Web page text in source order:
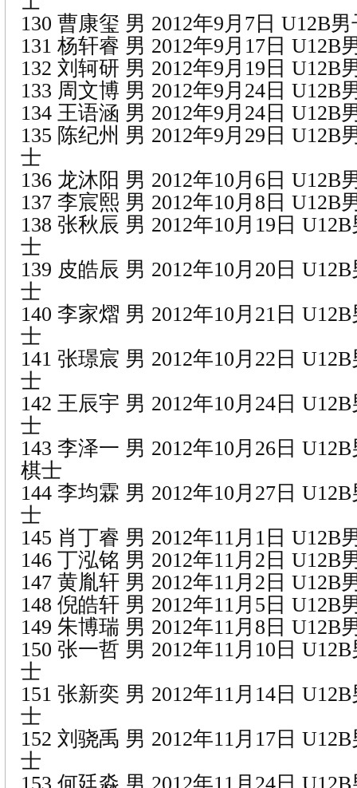
130 曹康玺 男 2012年9月7日 U12B
131 杨轩睿 男 2012年9月17日 U12B
132 刘轲研 男 2012年9月19日 U12B
133 周文博 男 2012年9月24日 U12B
134 王语涵 男 2012年9月24日 U12B
135 陈纪州 男 2012年9月29日 U12B
士
136 龙沐阳 男 2012年10月6日 U12B
137 李宸熙 男 2012年10月8日 U12B
138 张秋辰 男 2012年10月19日
士
139 皮皓辰 男 2012年10月20日
士
140 李家熠 男 2012年10月21日
士
141 张璟宸 男 2012年10月22日
士
142 王辰宇 男 2012年10月24日
士
143 李泽一 男 2012年10月26日
棋士
144 李均霖 男 2012年10月27日
士
145 肖丁睿 男 2012年11月1日 U12B
146 丁泓铭 男 2012年11月2日 U12B
147 黄胤轩 男 2012年11月2日 U12B
148 倪皓轩 男 2012年11月5日 U12B
149 朱博瑞 男 2012年11月8日 U12B
150 张一哲 男 2012年11月10日
士
151 张新奕 男 2012年11月14日
士
152 刘骁禹 男 2012年11月17日
士
153 何廷淼 男 2012年11月24日